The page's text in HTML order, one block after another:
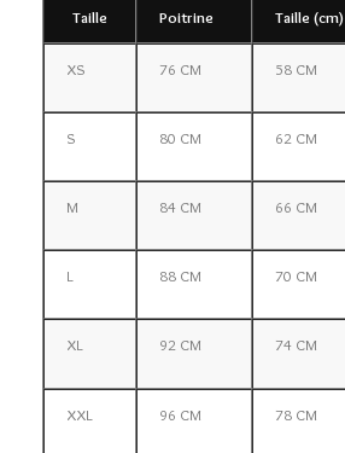
Taille Poitrine Taille (cm)
XS 76 CM 58 CM
S 80 CM 62 CM
M 84 CM 66 CM
L 88 CM 70 CM
XL 92 CM 74 CM
XXL 96 CM 78 CM